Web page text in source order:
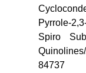
Pyrrole-
Spiro
84737